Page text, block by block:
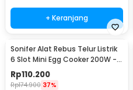
+ Keranjang
Sonifer Alat Rebus Telur Listrik
6 Slot Mini Egg Cooker 200W -
ED305
Rp110.200
Rp174.900 37%